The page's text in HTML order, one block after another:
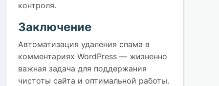
контроля.
Заключение
Автоматизация удаления спама в
комментариях WordPress — жизненно
важная задача для поддержания
чистоты сайта и оптимальной работы.